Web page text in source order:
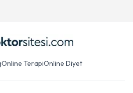
Online TerapiOnline Diyet